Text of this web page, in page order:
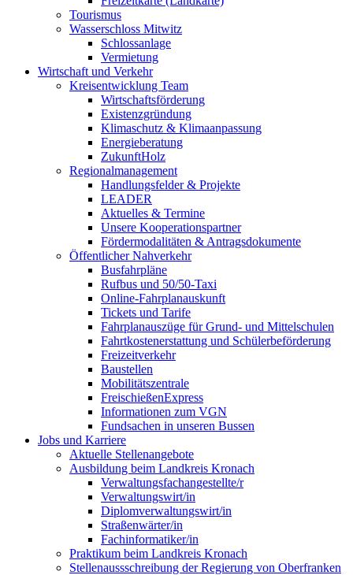
Tourismus
Wasserschloss Mitwitz
Schlossanlage
Vermietung
Wirtschaft und Verkehr
Kreisentwicklung Team
Wirtschaftsförderung
Existenzgründung
Klimaschutz & Klimaanpassung
Energieberatung
ZukunftHolz
Regionalmanagement
Handlungsfelder & Projekte
LEADER
Aktuelles & Termine
Unsere Kooperationspartner
Fördermodalitäten & Antragsdokumente
Öffentlicher Nahverkehr
Busfahrpläne
Rufbus und 50/50-Taxi
Online-Fahrplanauskunft
Tickets und Tarife
Fahrplanauszüge für Grund- und Mittelschulen
Fahrtkostenerstattung und Schülerbeförderung
Freizeitverkehr
Baustellen
Mobilitätszentrale
FreischießenExpress
Informationen zum VGN
Fundsachen in unseren Bussen
Jobs und Karriere
Aktuelle Stellenangebote
Ausbildung beim Landkreis Kronach
Verwaltungsfachangestellte/r
Verwaltungswirt/in
Diplomverwaltungswirt/in
Straßenwärter/in
Fachinformatiker/in
Praktikum beim Landkreis Kronach
Stellenaussschreibung der Regierung von Oberfranken